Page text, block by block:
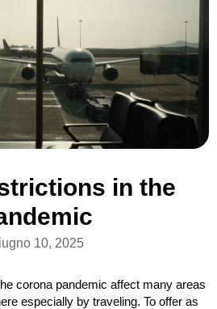
in the
10, 2025
corona pandemic affect many areas
especially by traveling. To offer as